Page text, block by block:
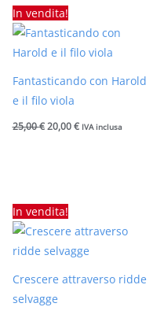
In vendita!
Fantasticando con Harold
e il filo viola
25,00€
Il
prezzo
originale
era:
25,00 €.
20,00€
attuale
è:
20,00 €.
IVA inclusa
In vendita!
Crescere attraverso ridde
selvagge
Il
prezzo
originale
era:
25,00 €.
attuale
20,00 €.